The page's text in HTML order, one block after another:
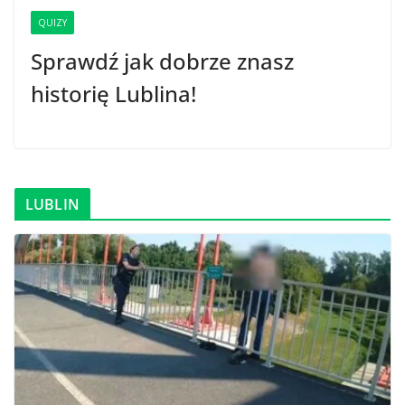
QUIZY
Sprawdź jak dobrze znasz
historię Lublina!
LUBLIN